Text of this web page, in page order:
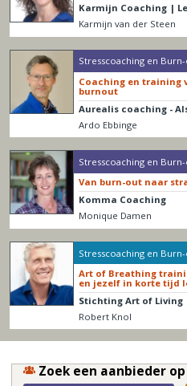
Karmijn Coaching |
Karmijn van der Steen
Stresscoaching en
Coaching en training
burnout
Aurealis coaching -
Ardo Ebbinge
Stresscoaching en
Van burn-out naar
Komma Coaching
Monique Damen
Stresscoaching en
Art of Breathing
en jezelf in korte tijd
Stichting Art of Living
Robert Knol
Zoek een aanbieder